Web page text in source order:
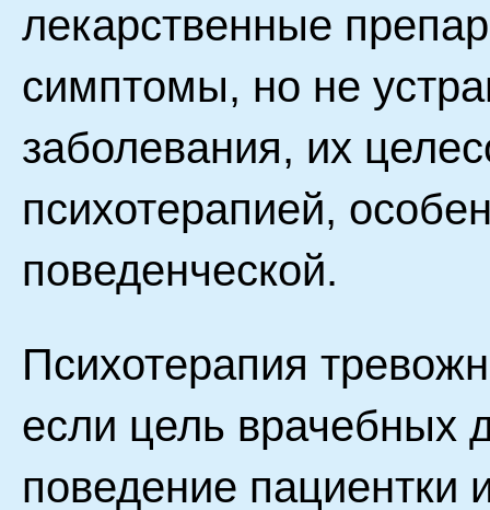
лекарственные
симптомы, но не
заболевания, их
психотерапией,
поведенческой.
Психотерапия
если цель врачебных
поведение пациентки